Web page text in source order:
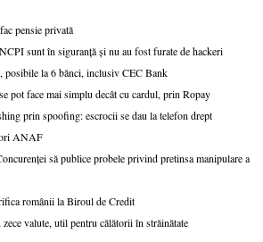
pensie privată
sunt în siguranță și nu au fost furate de hackeri
posibile la 6 bănci, inclusiv CEC Bank
pot face mai simplu decât cu cardul, prin Ropay
prin spoofing: escrocii se dau la telefon drept
ANAF
să publice probele privind pretinsa manipulare a
românii la Biroul de Credit
valute, util pentru călătorii în străinătate